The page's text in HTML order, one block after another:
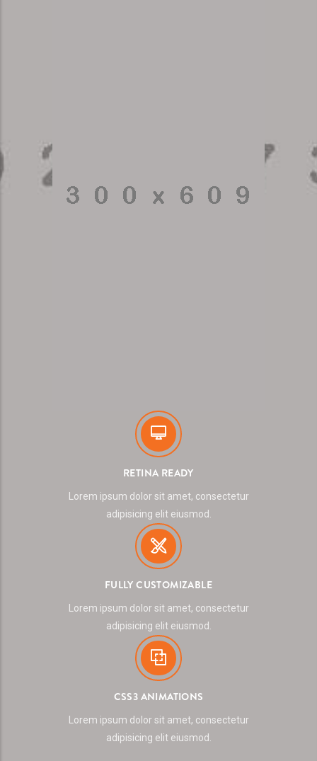
RETINA READY
Lorem ipsum dolor sit amet, consectetur
adipisicing elit eiusmod.
FULLY CUSTOMIZABLE
Lorem ipsum dolor sit amet, consectetur
adipisicing elit eiusmod.
CSS3 ANIMATIONS
Lorem ipsum dolor sit amet, consectetur
adipisicing elit eiusmod.